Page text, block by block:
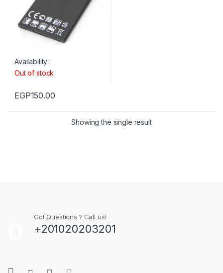
Availability:
Out of stock
EGP150.00
Showing the single result
Got Questions ? Call us!
+201020203201